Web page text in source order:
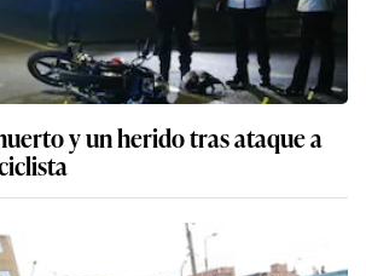
y un herido tras ataque a